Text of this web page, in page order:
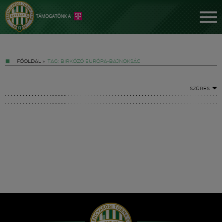
FŐOLDAL » TAG: BIRKÓZÓ EURÓPA-BAJNOKSÁG
SZŰRÉS
Hírek